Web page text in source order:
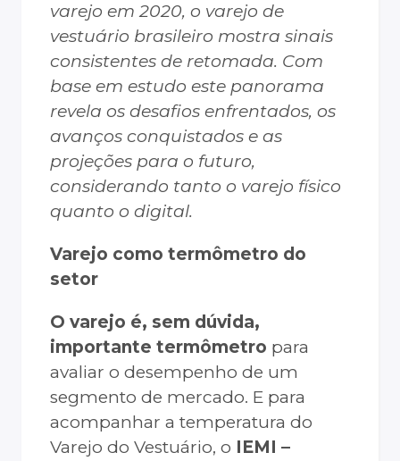
varejo em 2020, o varejo de
vestuário brasileiro mostra sinais
consistentes de retomada. Com
base em estudo este panorama
revela os desafios enfrentados, os
avanços conquistados e as
projeções para o futuro,
considerando tanto o varejo físico
quanto o digital.
Varejo como termômetro do
setor
O varejo é, sem dúvida,
importante termômetro para
avaliar o desempenho de um
segmento de mercado. E para
acompanhar a temperatura do
Varejo do Vestuário, o IEMI –